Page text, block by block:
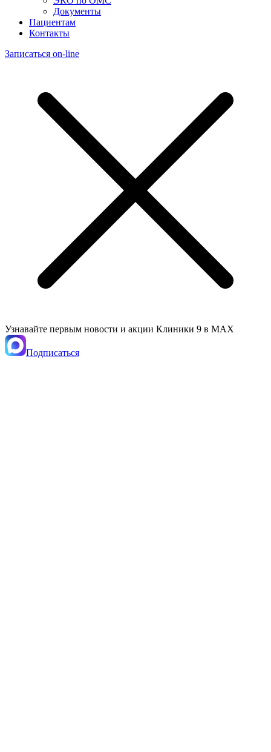
Документы
Пациентам
Контакты
Записаться on-line
Узнавайте первым новости и акции Клиники 9 в MAX
Подписаться